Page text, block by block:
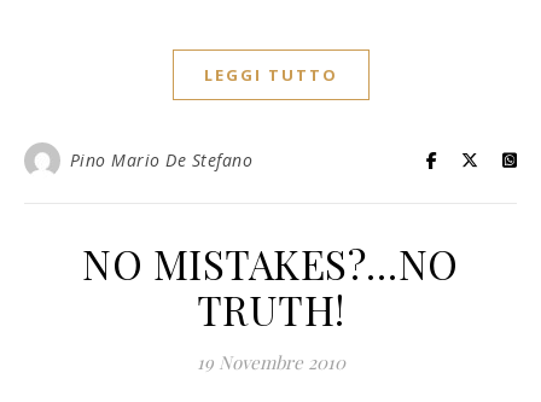
LEGGI TUTTO
Pino Mario De Stefano
NO MISTAKES?…NO
TRUTH!
19 Novembre 2010